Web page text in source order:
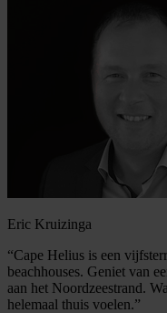
Eric Kruizinga
“Cape Helius is een
beachhouses. Geniet van
aan het Noordzeestrand.
helemaal thuis voelen.”